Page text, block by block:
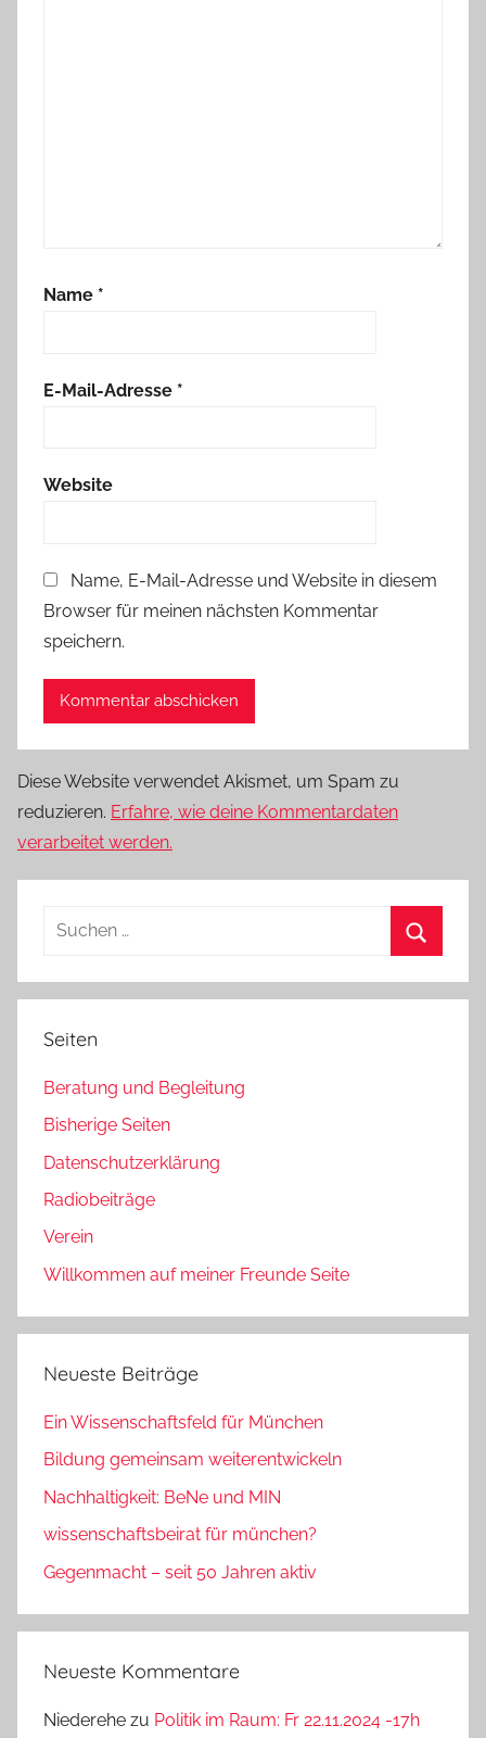
Name *
E-Mail-Adresse *
Website
Name, E-Mail-Adresse und Website in diesem
Browser für meinen nächsten Kommentar
speichern.
Diese Website verwendet Akismet, um Spam zu
reduzieren. Erfahre, wie deine Kommentardaten
verarbeitet werden.
Suchen
Seiten
Beratung und Begleitung
Bisherige Seiten
Datenschutzerklärung
Radiobeiträge
Verein
Willkommen auf meiner Freunde Seite
Neueste Beiträge
Ein Wissenschaftsfeld für München
Bildung gemeinsam weiterentwickeln
Nachhaltigkeit: BeNe und MIN
wissenschaftsbeirat für münchen?
Gegenmacht – seit 50 Jahren aktiv
Neueste Kommentare
Niederehe zu Politik im Raum: Fr 22.11.2024 -17h